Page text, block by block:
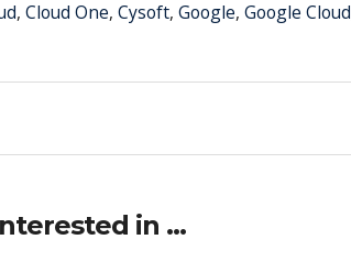
, Cloud One, Cysoft, Google, Google Cloud
in …